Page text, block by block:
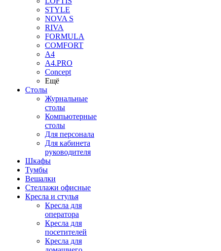
STYLE
NOVA S
RIVA
FORMULA
COMFORT
A4
A4.PRO
Concept
Ещё
Столы
Журнальные
столы
Компьютерные
столы
Для персонала
Для кабинета
руководителя
Шкафы
Тумбы
Вешалки
Стеллажи офисные
Кресла и стулья
Кресла для
оператора
Кресла для
посетителей
Кресла для